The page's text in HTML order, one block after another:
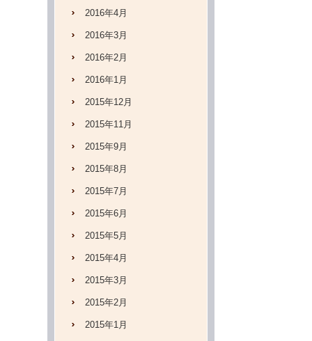
2016年4月
2016年3月
2016年2月
2016年1月
2015年12月
2015年11月
2015年9月
2015年8月
2015年7月
2015年6月
2015年5月
2015年4月
2015年3月
2015年2月
2015年1月